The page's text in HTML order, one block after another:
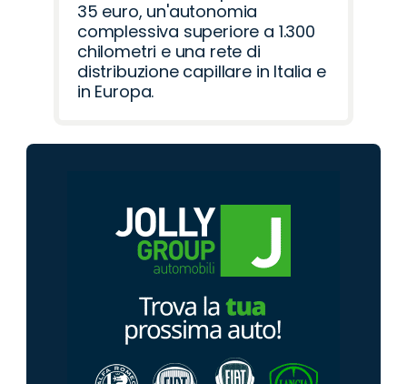
35 euro, un'autonomia
complessiva superiore a 1.300
chilometri e una rete di
distribuzione capillare in Italia e
in Europa.